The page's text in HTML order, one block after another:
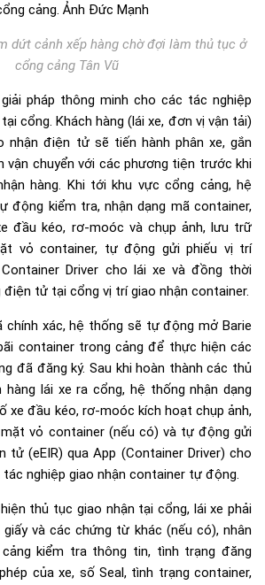
dứt cảnh xếp hàng chờ đợi làm thủ tục ở
cổng cảng Tân Vũ
pháp thông minh cho các tác nghiệp
cổng. Khách hàng (lái xe, đơn vị vận tải)
nhận điện tử sẽ tiến hành phân xe, gắn
vận chuyển với các phương tiện trước khi
hàng. Khi tới khu vực cổng cảng, hệ
động kiểm tra, nhận dạng mã container,
đầu kéo, rơ-moóc và chụp ảnh, lưu trữ
vỏ container, tự động gửi phiếu vị trí
Driver cho lái xe và đồng thời
tử tại cổng vị trí giao nhận container.
chính xác, hệ thống sẽ tự động mở Barie
container trong cảng để thực hiện các
đã đăng ký. Sau khi hoàn thành các thủ
hàng lái xe ra cổng, hệ thống nhận dạng
xe đầu kéo, rơ-moóc kích hoạt chụp ảnh,
vỏ container (nếu có) và tự động gửi
tử (eEIR) qua App (Container Driver) cho
tác nghiệp giao nhận container tự động.
thủ tục giao nhận tại cổng, lái xe phải
và các chứng từ khác (nếu có), nhân
kiểm tra thông tin, tình trạng đăng
của xe, số Seal, tình trạng container,